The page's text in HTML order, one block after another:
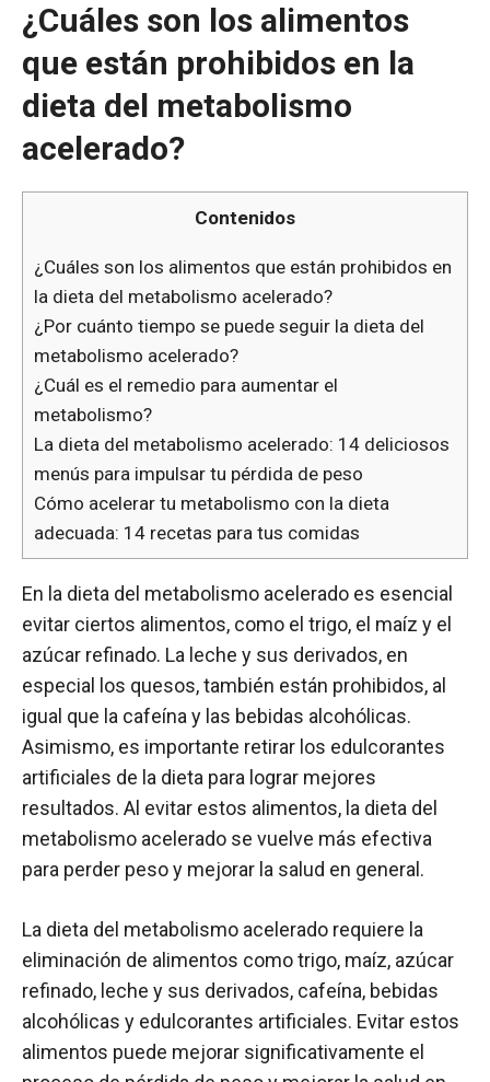
¿Cuáles son los alimentos
que están prohibidos en la
dieta del metabolismo
acelerado?
Contenidos
¿Cuáles son los alimentos que están prohibidos en
la dieta del metabolismo acelerado?
¿Por cuánto tiempo se puede seguir la dieta del
metabolismo acelerado?
¿Cuál es el remedio para aumentar el
metabolismo?
La dieta del metabolismo acelerado: 14 deliciosos
menús para impulsar tu pérdida de peso
Cómo acelerar tu metabolismo con la dieta
adecuada: 14 recetas para tus comidas
En la dieta del metabolismo acelerado es esencial
evitar ciertos alimentos, como el trigo, el maíz y el
azúcar refinado. La leche y sus derivados, en
especial los quesos, también están prohibidos, al
igual que la cafeína y las bebidas alcohólicas.
Asimismo, es importante retirar los edulcorantes
artificiales de la dieta para lograr mejores
resultados. Al evitar estos alimentos, la dieta del
metabolismo acelerado se vuelve más efectiva
para perder peso y mejorar la salud en general.
La dieta del metabolismo acelerado requiere la
eliminación de alimentos como trigo, maíz, azúcar
refinado, leche y sus derivados, cafeína, bebidas
alcohólicas y edulcorantes artificiales. Evitar estos
alimentos puede mejorar significativamente el